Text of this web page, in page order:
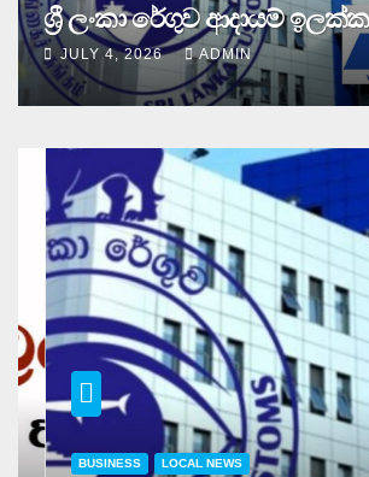
ශ්‍රී ලංකා රේගුව ආදායම්
JULY 4, 2026 ADMIN
BUSINESS LOCAL NEWS